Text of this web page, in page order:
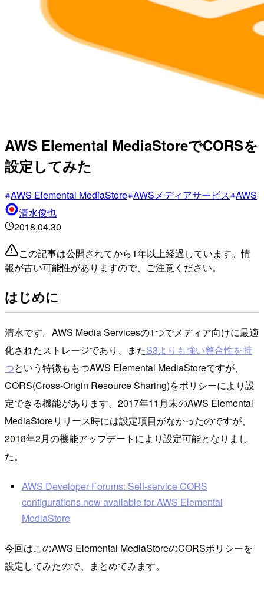
AWS Elemental MediaStoreでCORSを
設定してみた
AWS Elemental MediaStore AWSメディアサービス AWS
清水俊也
2018.04.30
この記事は公開されてから1年以上経過しています。情
報が古い可能性がありますので、ご注意ください。
はじめに
清水です。AWS Media Servicesの1つでメディア向けに最適
化されたストレージであり、またS3よりも強い整合性を持
つという特徴ももつAWS Elemental MediaStoreですが、
CORS(Cross-Origin Resource Sharing)をポリシーにより設
定できる機能があります。2017年11月末のAWS Elemental
MediaStoreリリース時には設定項目がなかったのですが、
2018年2月の機能アップデートにより設定可能となりまし
た。
AWS Developer Forums: Self-service CORS
configurations now available for AWS Elemental
MediaStore
今回はこのAWS Elemental MediaStoreのCORSポリシーを
設定してみたので、まとめてみます。